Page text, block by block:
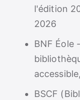
l'édition
2026
BNF Éole
BSCF